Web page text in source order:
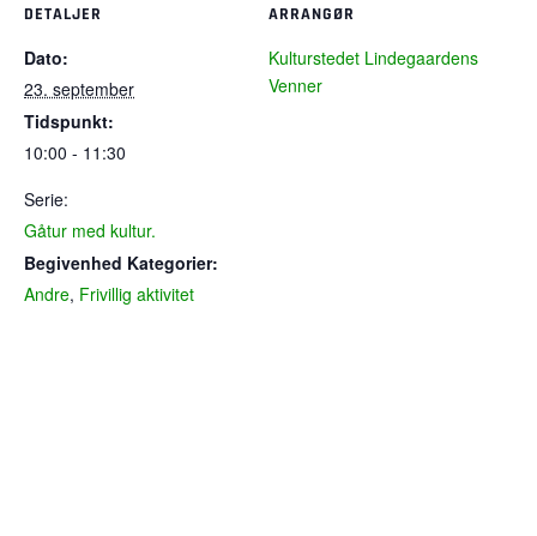
DETALJER
Dato:
23. september
Tidspunkt:
10:00 - 11:30
Serie:
Gåtur med kultur.
Begivenhed Kategorier:
Andre, Frivillig aktivitet
ARRANGØR
Kulturstedet Lindegaardens
Venner